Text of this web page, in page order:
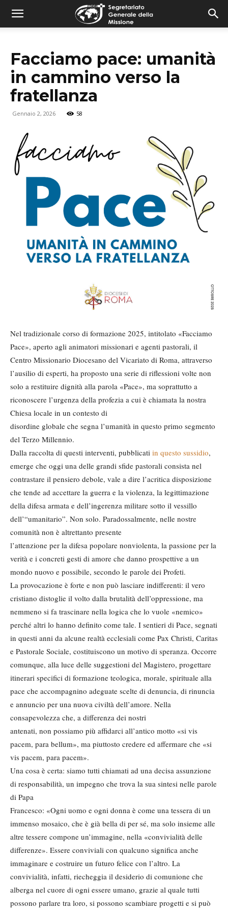
combonimission.net
Facciamo pace: umanità
in cammino verso la
fratellanza
Gennaio 2, 2026 58
Nel tradizionale corso di formazione 2025, intitolato «Facciamo
Pace», aperto agli animatori missionari e agenti pastorali, il
Centro Missionario Diocesano del Vicariato di Roma, attraverso
l’ausilio di esperti, ha proposto una serie di riflessioni volte non
solo a restituire dignità alla parola «Pace», ma soprattutto a
riconoscere l’urgenza della profezia a cui è chiamata la nostra
Chiesa locale in un contesto di
disordine globale che segna l’umanità in questo primo segmento
del Terzo Millennio.
Dalla raccolta di questi interventi, pubblicati in questo sussidio,
emerge che oggi una delle grandi sfide pastorali consista nel
contrastare il pensiero debole, vale a dire l’acritica disposizione
che tende ad accettare la guerra e la violenza, la legittimazione
della difesa armata e dell’ingerenza militare sotto il vessillo
dell’“umanitario”. Non solo. Paradossalmente, nelle nostre
comunità non è altrettanto presente
l’attenzione per la difesa popolare nonviolenta, la passione per la
verità e i concreti gesti di amore che danno prospettive a un
mondo nuovo e possibile, secondo le parole dei Profeti.
La provocazione è forte e non può lasciare indifferenti: il vero
cristiano distoglie il volto dalla brutalità dell’oppressione, ma
nemmeno si fa trascinare nella logica che lo vuole «nemico»
perché altri lo hanno definito come tale. I sentieri di Pace, segnati
in questi anni da alcune realtà ecclesiali come Pax Christi, Caritas
e Pastorale Sociale, costituiscono un motivo di speranza. Occorre
comunque, alla luce delle suggestioni del Magistero, progettare
itinerari specifici di formazione teologica, morale, spirituale alla
pace che accompagnino adeguate scelte di denuncia, di rinuncia
e annuncio per una nuova civiltà dell’amore. Nella
consapevolezza che, a differenza dei nostri
antenati, non possiamo più affidarci all’antico motto «si vis
pacem, para bellum», ma piuttosto credere ed affermare che «si
vis pacem, para pacem».
Una cosa è certa: siamo tutti chiamati ad una decisa assunzione
di responsabilità, un impegno che trova la sua sintesi nelle parole
di Papa
Francesco: «Ogni uomo e ogni donna è come una tessera di un
immenso mosaico, che è già bella di per sé, ma solo insieme alle
altre tessere compone un’immagine, nella «convivialità delle
differenze». Essere conviviali con qualcuno significa anche
immaginare e costruire un futuro felice con l’altro. La
convivialità, infatti, riecheggia il desiderio di comunione che
alberga nel cuore di ogni essere umano, grazie al quale tutti
possono parlare tra loro, si possono scambiare progetti e si può